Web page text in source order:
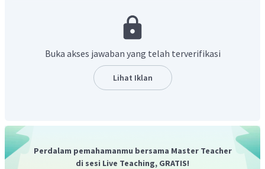
Buka akses jawaban yang telah terverifikasi
Lihat Iklan
Perdalam pemahamanmu bersama Master Teacher
di sesi Live Teaching, GRATIS!